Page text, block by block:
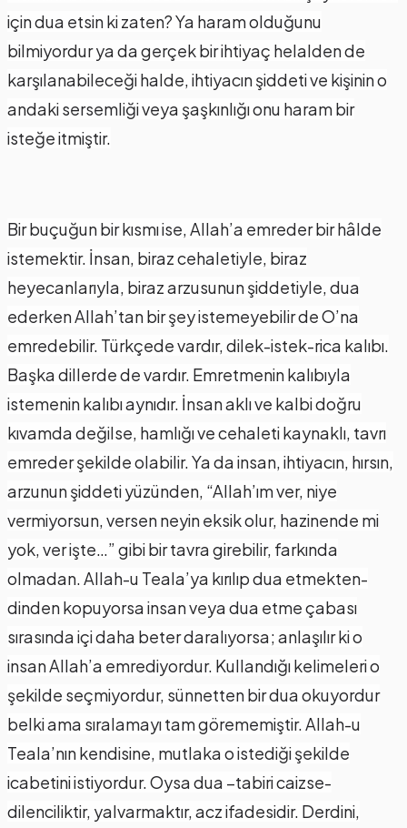
için dua etsin ki zaten? Ya haram olduğunu
bilmiyordur ya da gerçek bir ihtiyaç helalden de
karşılanabileceği halde, ihtiyacın şiddeti ve kişinin o
andaki sersemliği veya şaşkınlığı onu haram bir
isteğe itmiştir.
Bir buçuğun bir kısmı ise, Allah’a emreder bir hâlde
istemektir. İnsan, biraz cehaletiyle, biraz
heyecanlarıyla, biraz arzusunun şiddetiyle, dua
ederken Allah’tan bir şey istemeyebilir de O’na
emredebilir. Türkçede vardır, dilek-istek-rica kalıbı.
Başka dillerde de vardır. Emretmenin kalıbıyla
istemenin kalıbı aynıdır. İnsan aklı ve kalbi doğru
kıvamda değilse, hamlığı ve cehaleti kaynaklı, tavrı
emreder şekilde olabilir. Ya da insan, ihtiyacın, hırsın,
arzunun şiddeti yüzünden, “Allah’ım ver, niye
vermiyorsun, versen neyin eksik olur, hazinende mi
yok, ver işte…” gibi bir tavra girebilir, farkında
olmadan. Allah-u Teala’ya kırılıp dua etmekten-
dinden kopuyorsa insan veya dua etme çabası
sırasında içi daha beter daralıyorsa; anlaşılır ki o
insan Allah’a emrediyordur. Kullandığı kelimeleri o
şekilde seçmiyordur, sünnetten bir dua okuyordur
belki ama sıralamayı tam görememiştir. Allah-u
Teala’nın kendisine, mutlaka o istediği şekilde
icabetini istiyordur. Oysa dua –tabiri caizse-
dilenciliktir, yalvarmaktır, acz ifadesidir. Derdini,